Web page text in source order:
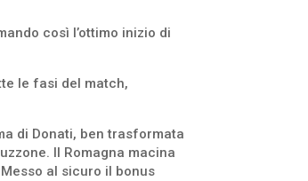
così l’ottimo inizio di
le fasi del match,
di Donati, ben trasformata
Il Romagna macina
al sicuro il bonus